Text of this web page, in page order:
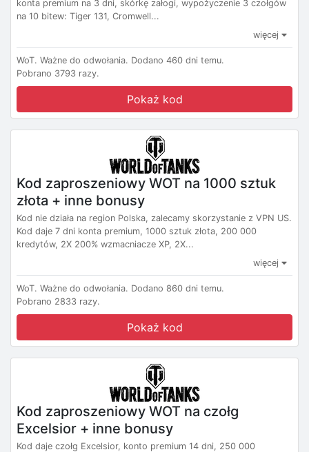
konta premium na 3 dni, skórkę załogi, wypożyczenie 3 czołgów
na 10 bitew: Tiger 131, Cromwell...
więcej
WoT. Ważne do odwołania. Dodano 460 dni temu.
Pobrano 3793 razy.
Pokaż kod
Kod zaproszeniowy WOT na 1000 sztuk
złota + inne bonusy
Kod nie działa na region Polska, zalecamy skorzystanie z VPN US.
Kod daje 7 dni konta premium, 1000 sztuk złota, 200 000
kredytów, 2X 200% wzmacniacze XP, 2X...
więcej
WoT. Ważne do odwołania. Dodano 860 dni temu.
Pobrano 2833 razy.
Pokaż kod
Kod zaproszeniowy WOT na czołg
Excelsior + inne bonusy
Kod daje czołg Excelsior, konto premium 14 dni, 250 000